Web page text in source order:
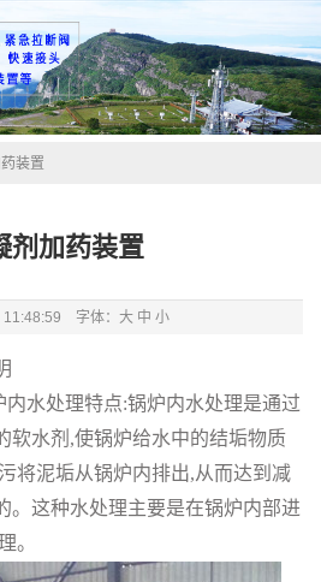
装置
剂加药装置
11:48:59 字体： 大 中 小
内水处理特点:锅炉内水处理是通过
软水剂,使锅炉给水中的结垢物质
将泥垢从锅炉内排出,从而达到减
。这种水处理主要是在锅炉内部进
。